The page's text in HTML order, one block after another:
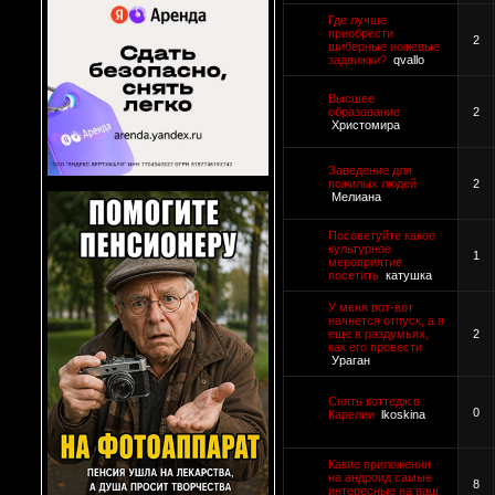
Где лучше
приобрести
шиберные ножевые
задвижки? qvallo
2
Высшее
образование
Христомира
2
Заведение для
пожилых людей
Мелиана
2
Посоветуйте какое
культурное
мероприятие
посетить катушка
1
У меня вот-вот
начнется отпуск, а я
еще в раздумьях,
как его провести
Ураган
2
Снять коттедж в
Карелии
lkoskina 0
Какие приложения
на андроид самые
интересные на ваш
8